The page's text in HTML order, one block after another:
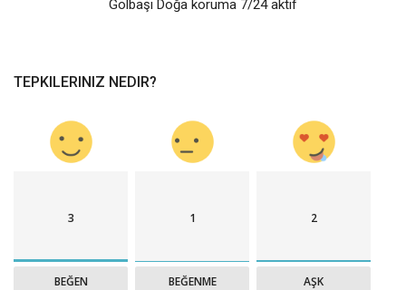
Gölbaşı Doğa koruma 7/24 aktif
TEPKILERINIZ NEDIR?
3
BEĞEN
1
BEĞENME
2
AŞK